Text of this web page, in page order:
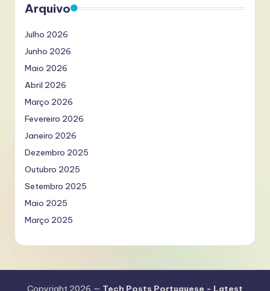
Arquivo
Julho 2026
Junho 2026
Maio 2026
Abril 2026
Março 2026
Fevereiro 2026
Janeiro 2026
Dezembro 2025
Outubro 2025
Setembro 2025
Maio 2025
Março 2025
Copyright 2026 — Tech Posts Portuguese - Latest